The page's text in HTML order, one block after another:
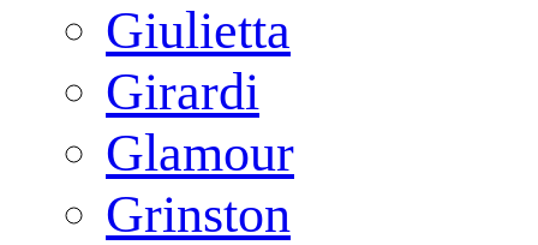
Giulietta
Girardi
Glamour
Grinston